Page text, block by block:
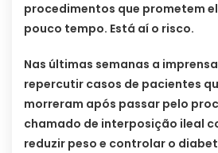
procedimentos que prometem
pouco tempo. Está aí o risco.
Nas últimas semanas a
repercutir casos de pacientes
morreram após passar pelo
chamado de interposição ileal
reduzir peso e controlar o